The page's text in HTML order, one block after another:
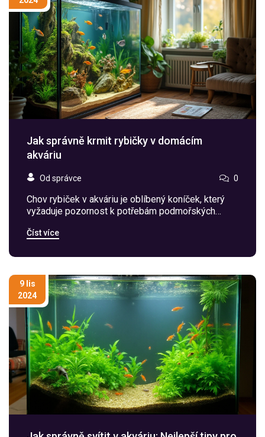
Jak správně krmit rybičky v domácím
akváriu
Od správce 0
Chov rybiček v akváriu je oblíbený koníček, který
vyžaduje pozornost k potřebám podmořských
vitalitu vašich rybiček. V článku se dozvíte, jaké
rybičky krmeny a jak se vyhnout běžným chybám při
které můžete používat.
Číst více
9 lis
2024